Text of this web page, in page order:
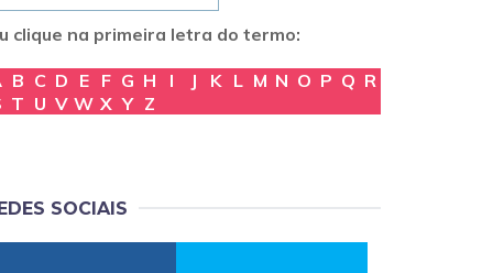
clique na primeira letra do termo:
B C D E F G H I J K L M N O P Q R
T U V W X Y Z
SOCIAIS